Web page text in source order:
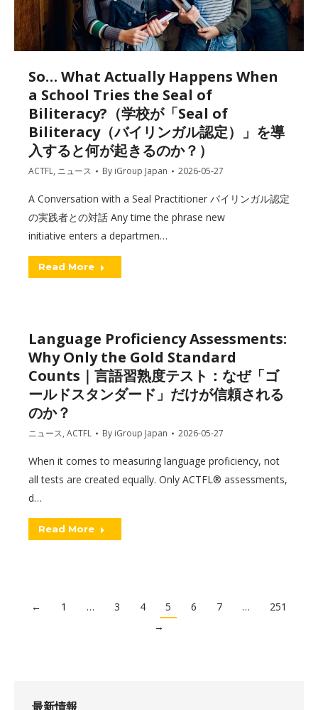
So… What Actually Happens When
a School Tries the Seal of
Biliteracy?（学校が「Seal of
Biliteracy（バイリンガル認定）」を導
入すると何が起きるのか？）
ACTFL, ニュース By iGroup Japan 2026-05-27
A Conversation with a Seal Practitioner バイリンガル認定
の実践者との対話 Any time the phrase new
initiative enters a departmen…
Read More
Language Proficiency Assessments:
Why Only the Gold Standard
Counts｜言語習熟度テスト：なぜ「ゴ
ールドスタンダード」だけが信頼される
のか？
ニュース, ACTFL By iGroup Japan 2026-05-27
When it comes to measuring language proficiency, not
all tests are created equally. Only ACTFL® assessments,
d…
Read More
← 1 … 3 4 5 6 7 …
251
→
最新情報